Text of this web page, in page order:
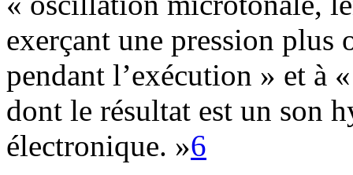
exerçant une pression
pendant l’exécution » et à
dont le résultat est un son
électronique. »6